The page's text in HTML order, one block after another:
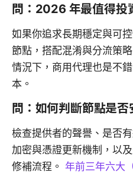
問：2026 年最值得投
如果你追求長期穩定與可
節點，搭配混淆與分流策
情況下，商用代理也是不
本。
問：如何判斷節點是否
檢查提供者的聲譽、是否
加密與憑證更新機制，以
修補流程。 年前三年六大